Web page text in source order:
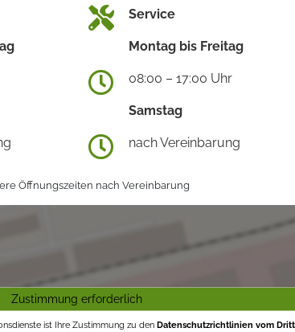
Service
Montag bis Freitag
08:00 – 17:00 Uhr
Samstag
nach Vereinbarung
Öffnungszeiten nach Vereinbarung
Zustimmung erforderlich
ist Ihre Zustimmung zu den Datenschutzrichtlinien vom